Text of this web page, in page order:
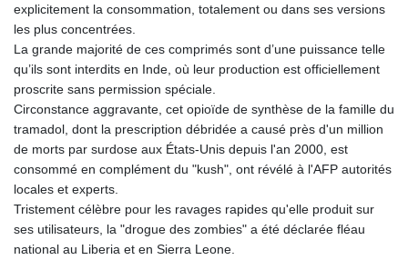
explicitement la consommation, totalement ou dans ses versions
les plus concentrées.
La grande majorité de ces comprimés sont d’une puissance telle
qu’ils sont interdits en Inde, où leur production est officiellement
proscrite sans permission spéciale.
Circonstance aggravante, cet opioïde de synthèse de la famille du
tramadol, dont la prescription débridée a causé près d'un million
de morts par surdose aux États-Unis depuis l'an 2000, est
consommé en complément du "kush", ont révélé à l'AFP autorités
locales et experts.
Tristement célèbre pour les ravages rapides qu'elle produit sur
ses utilisateurs, la "drogue des zombies" a été déclarée fléau
national au Liberia et en Sierra Leone.